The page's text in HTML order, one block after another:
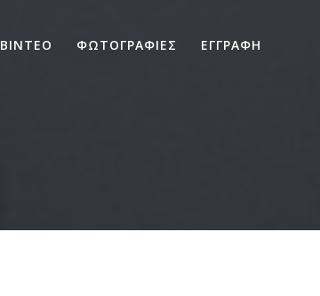
ΒΙΝΤΕΟ ΦΩΤΟΓΡΑΦΙΕΣ ΕΓΓΡΑΦΗ